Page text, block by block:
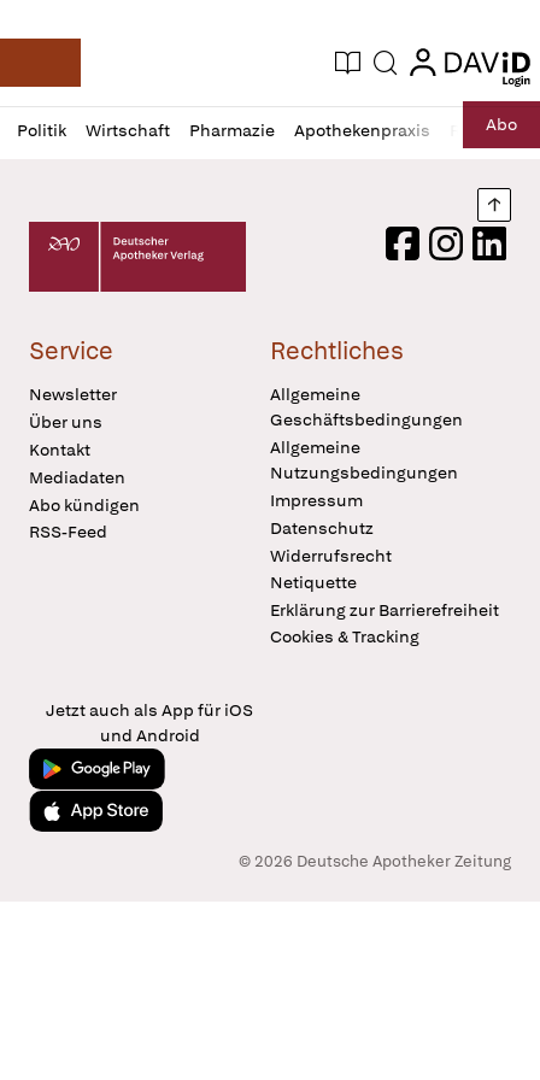
Deutsche Apotheker Zeitung
Aktuelle Ausgabe
Suche login
login
Politik Wirtschaft Pharmazie Apothekenpraxis RechtAbo
Profil
öffnen
Daz
Pur
Deutscher Apotheker Verlag Logo
FacebookInstagram
Service
Newsletter
Über uns
Kontakt
Mediadaten
Abo kündigen
RSS-Feed
Rechtliches
Allgemeine
Geschäftsbedingungen
Allgemeine
Nutzungsbedingungen
Impressum
Datenschutz
Widerrufsrecht
Netiquette
Erklärung zur Barrierefreiheit
Cookies & Tracking
Jetzt auch als App für iOS
und Android
Jetzt bei Google Play
Laden im App Store
© 2026 Deutsche Apotheker Zeitung